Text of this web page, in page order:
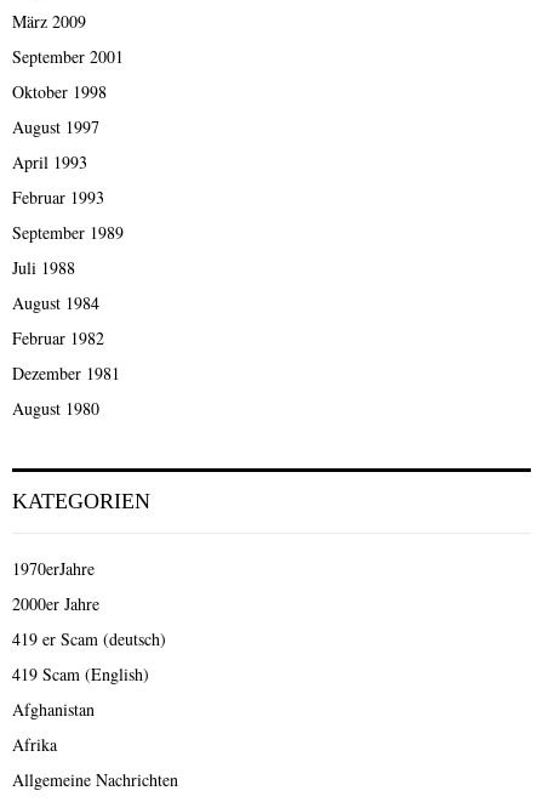
März 2009
September 2001
Oktober 1998
August 1997
April 1993
Februar 1993
September 1989
Juli 1988
August 1984
Februar 1982
Dezember 1981
August 1980
KATEGORIEN
1970erJahre
2000er Jahre
419 er Scam (deutsch)
419 Scam (English)
Afghanistan
Afrika
Allgemeine Nachrichten